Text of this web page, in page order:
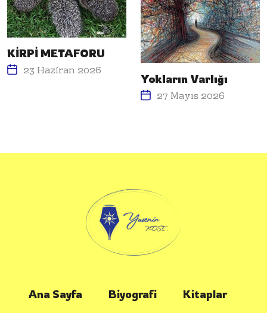
KİRPİ METAFORU
23 Haziran 2026 Yokların Varlığı
27 Mayıs 2026
Ana Sayfa Biyografi Kitaplar